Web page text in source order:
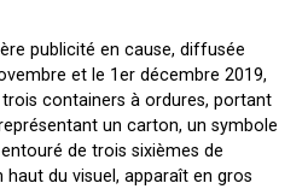
publicité en cause, diffusée
et le 1erdécembre 2019,
containers à ordures, portant
un carton, un symbole
de trois sixièmes de
haut du visuel, apparaît en gros